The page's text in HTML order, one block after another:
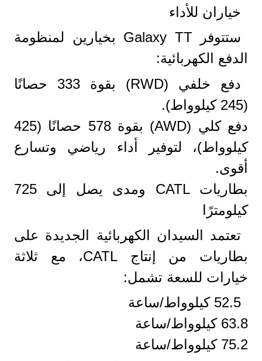
خياران للأداء
ستتوفر Galaxy TT بخيارين لمنظومة
الدفع الكهربائية:
دفع خلفي (RWD) بقوة 333 حصانًا
(245 كيلوواط).
دفع كلي (AWD) بقوة 578 حصانًا (425
كيلوواط)، لتوفير أداء رياضي وتسارع
أقوى.
بطاريات CATL ومدى يصل إلى 725
كيلومترًا
تعتمد السيدان الكهربائية الجديدة على
بطاريات من إنتاج CATL، مع ثلاثة
خيارات للسعة تشمل:
52.5 كيلوواط/ساعة
63.8 كيلوواط/ساعة
75.2 كيلوواط/ساعة